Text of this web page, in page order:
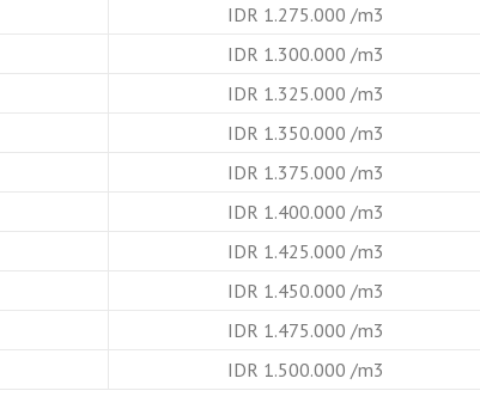
IDR 1.275.000 /m3
IDR 1.300.000 /m3
IDR 1.325.000 /m3
IDR 1.350.000 /m3
IDR 1.375.000 /m3
IDR 1.400.000 /m3
IDR 1.425.000 /m3
IDR 1.450.000 /m3
IDR 1.475.000 /m3
IDR 1.500.000 /m3